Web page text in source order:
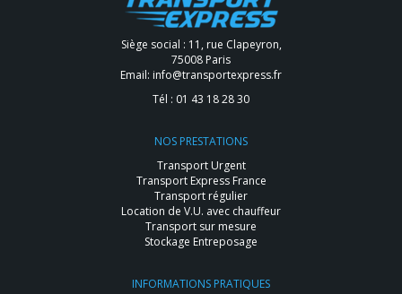
Siège social : 11, rue Clapeyron,
75008 Paris
Email: info@transportexpress.fr
Tél : 01 43 18 28 30
NOS PRESTATIONS
Transport Urgent
Transport Express France
Transport régulier
Location de V.U. avec chauffeur
Transport sur mesure
Stockage Entreposage
INFORMATIONS PRATIQUES